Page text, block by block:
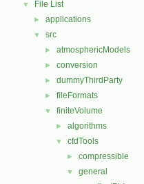
▼ File List
► applications
▼ src
► atmosphericModels
► conversion
► dummyThirdParty
► fileFormats
▼ finiteVolume
► algorithms
▼ cfdTools
► compressible
▼ general